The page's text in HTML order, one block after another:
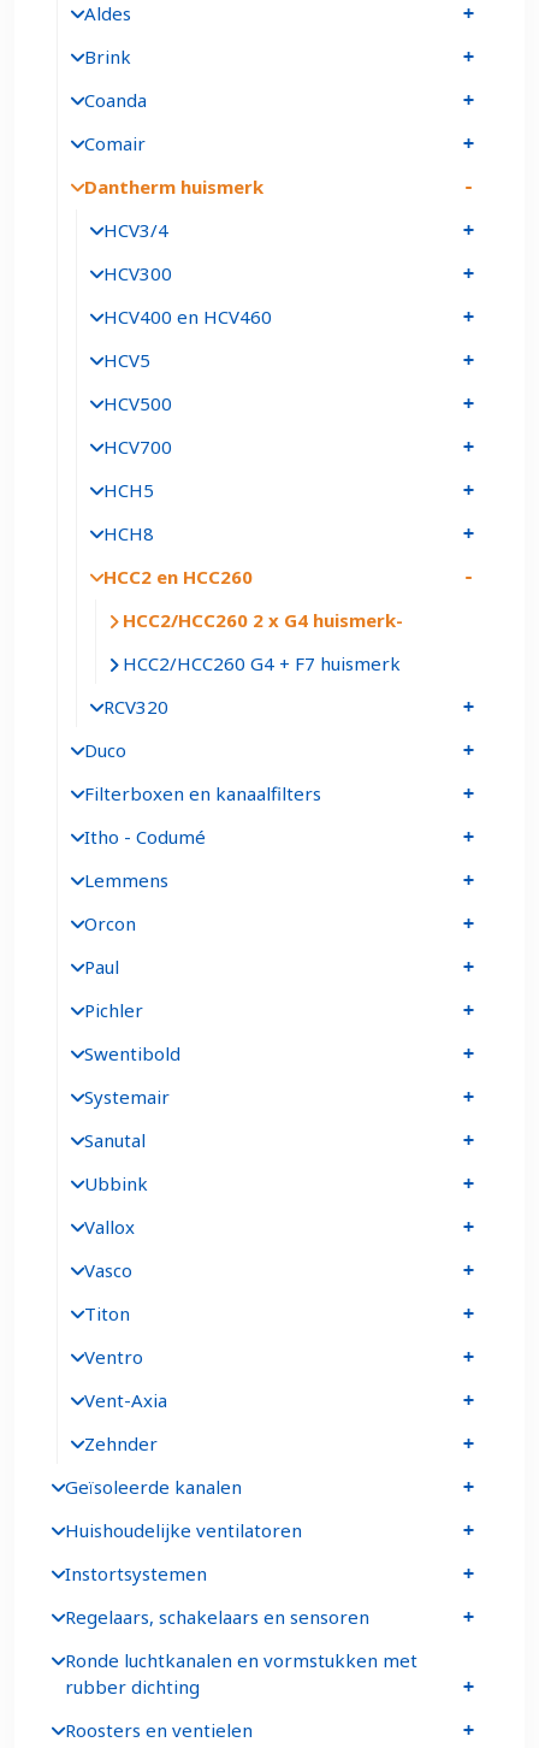
Aldes
Brink
Coanda
Comair
Dantherm huismerk
HCV3/4
HCV300
HCV400 en HCV460
HCV5
HCV500
HCV700
HCH5
HCH8
HCC2 en HCC260
HCC2/HCC260 2 x G4 huismerk
HCC2/HCC260 G4 + F7 huismerk
RCV320
Duco
Filterboxen en kanaalfilters
Itho - Codumé
Lemmens
Orcon
Paul
Pichler
Swentibold
Systemair
Sanutal
Ubbink
Vallox
Vasco
Titon
Ventro
Vent-Axia
Zehnder
Geïsoleerde kanalen
Huishoudelijke ventilatoren
Instortsystemen
Regelaars, schakelaars en sensoren
Ronde luchtkanalen en vormstukken met
rubber dichting
Roosters en ventielen